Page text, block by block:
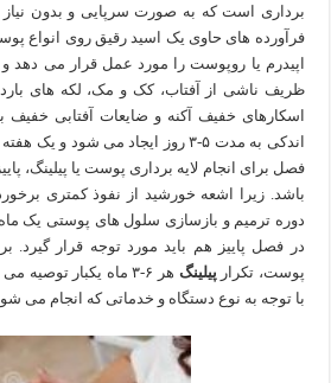
برداری است که به صورت سرپایی و بدون نیاز
فرآورده های حاوی یک اسید رقیق روی انواع
اپیدرم یا روپوست را مورد عمل قرار می دهد
ظریف ناشی از آفتاب، کک و مک، لکه های
اسکارهای خفیف آکنه و ضایعات آفتابی خفیف
اندکی به مدت ۵-۳ روز ایجاد می شود و
فصل برای انجام لایه برداری پوست یا پیلینگ،
باشد. زیرا اشعه خورشید از نفوذ کمتری
دوره ترمیم و بازسازی سلول های پوستی یک
در فصل پاییز هم باید مورد توجه قرار گیرد.
پوست، تکرار پیلینگ
هر ۶-۳ ماه یکبار
با توجه به نوع دستگاه و خدماتی که انجام می